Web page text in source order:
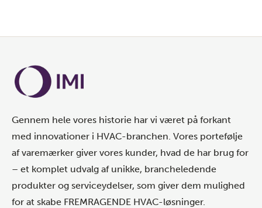
Gennem hele vores historie har vi været på forkant
med innovationer i HVAC-branchen. Vores portefølje
af varemærker giver vores kunder, hvad de har brug for
– et komplet udvalg af unikke, brancheledende
produkter og serviceydelser, som giver dem mulighed
for at skabe FREMRAGENDE HVAC-løsninger.